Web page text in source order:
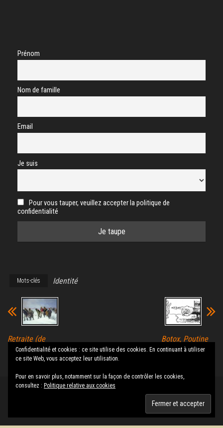
Prénom
Nom de famille
Email
Je suis
Pour vous tauper, veuillez accepter la politique de
confidentialité
Mots-clés Identité
Retraite (de
Russie?), la
solution finale
Botox, Poutine
et fermeté
Thème :Envo Magazine
Confidentialité et cookies : ce site utilise des cookies. En continuant à utiliser
ce site Web, vous acceptez leur utilisation.
Pour en savoir plus, notamment sur la façon de contrôler les cookies,
consultez : Politique relative aux cookies